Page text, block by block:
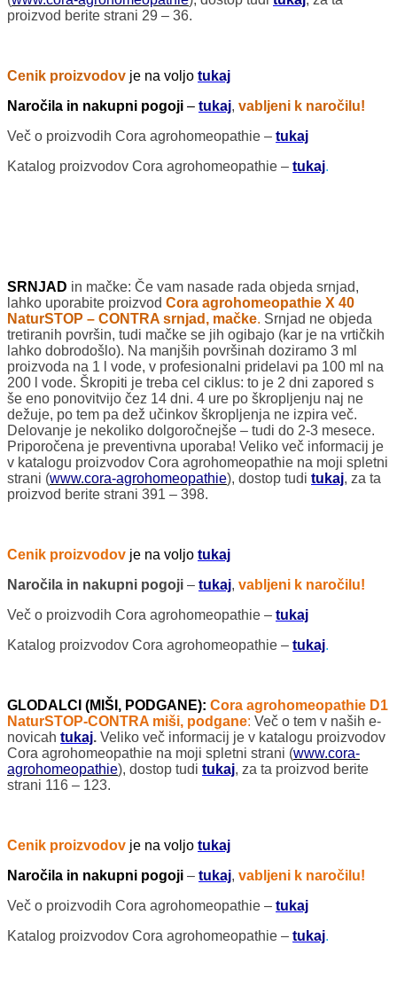
proizvod berite strani 29 – 36.
Cenik proizvodov je na voljo tukaj
Naročila in nakupni pogoji – tukaj, vabljeni k naročilu!
Več o proizvodih Cora agrohomeopathie – tukaj
Katalog proizvodov Cora agrohomeopathie – tukaj.
SRNJAD in mačke: Če vam nasade rada objeda srnjad,
lahko uporabite proizvod Cora agrohomeopathie X 40
NaturSTOP – CONTRA srnjad, mačke. Srnjad ne objeda
tretiranih površin, tudi mačke se jih ogibajo (kar je na vrtičkih
lahko dobrodošlo). Na manjših površinah doziramo 3 ml
proizvoda na 1 l vode, v profesionalni pridelavi pa 100 ml na
200 l vode. Škropiti je treba cel ciklus: to je 2 dni zapored s
še eno ponovitvijo čez 14 dni. 4 ure po škropljenju naj ne
dežuje, po tem pa dež učinkov škropljenja ne izpira več.
Delovanje je nekoliko dolgoročnejše – tudi do 2-3 mesece.
Priporočena je preventivna uporaba! Veliko več informacij je
v katalogu proizvodov Cora agrohomeopathie na moji spletni
strani (www.cora-agrohomeopathie), dostop tudi tukaj, za ta
proizvod berite strani 391 – 398.
Cenik proizvodov je na voljo tukaj
Naročila in nakupni pogoji – tukaj, vabljeni k naročilu!
Več o proizvodih Cora agrohomeopathie – tukaj
Katalog proizvodov Cora agrohomeopathie – tukaj.
GLODALCI (MIŠI, PODGANE): Cora agrohomeopathie D1
NaturSTOP-CONTRA miši, podgane: Več o tem v naših e-
novicah tukaj. Veliko več informacij je v katalogu proizvodov
Cora agrohomeopathie na moji spletni strani (www.cora-
agrohomeopathie), dostop tudi tukaj, za ta proizvod berite
strani 116 – 123.
Cenik proizvodov je na voljo tukaj
Naročila in nakupni pogoji – tukaj, vabljeni k naročilu!
Več o proizvodih Cora agrohomeopathie – tukaj
Katalog proizvodov Cora agrohomeopathie – tukaj.